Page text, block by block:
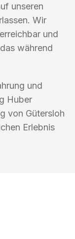
unseren
Wir
und
während
und
Huber
von Gütersloh
Erlebnis